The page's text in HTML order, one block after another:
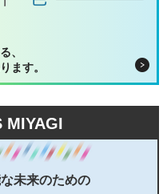
、
ます。
MIYAGI
未来のための